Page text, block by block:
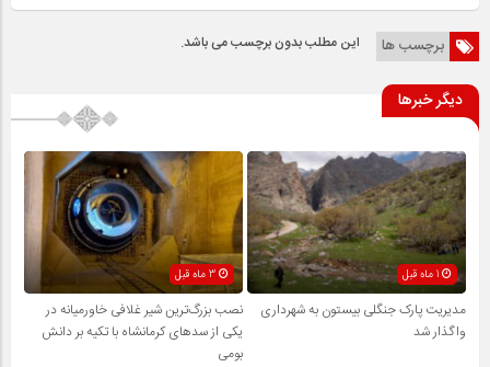
برچسب ها این مطلب بدون برچسب می باشد.
دیگر خبرها
1 ماه قبل
مدیریت پارک جنگلی بیستون به شهرداری
واگذار شد
نصب بزرگ‌ترین شیر غلافی خاورمیانه در
یکی از سدهای کرمانشاه با تکیه بر دانش
بومی